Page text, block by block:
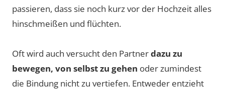
passieren, dass sie noch kurz vor der Hochzeit alles
hinschmeißen und flüchten.
Oft wird auch versucht den Partnerdazu zu
bewegen, von selbst zu gehen oder zumindest
die Bindung nicht zu vertiefen. Entweder entzieht